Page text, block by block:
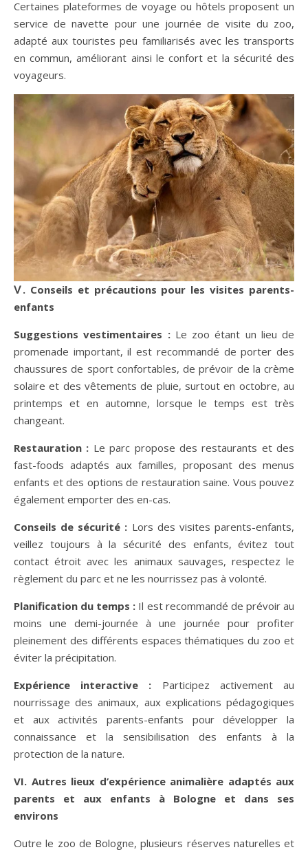
Certaines plateformes de voyage ou hôtels proposent un
service de navette pour une journée de visite du zoo,
adapté aux touristes peu familiarisés avec les transports
en commun, améliorant ainsi le confort et la sécurité des
voyageurs.
Ⅴ. Conseils et précautions pour les visites parents-
enfants
Suggestions vestimentaires :Le zoo étant un lieu de
promenade important, il est recommandé de porter des
chaussures de sport confortables, de prévoir de la crème
solaire et des vêtements de pluie, surtout en octobre, au
printemps et en automne, lorsque le temps est très
changeant.
Restauration : Le parc propose des restaurants et des
fast-foods adaptés aux familles, proposant des menus
enfants et des options de restauration saine. Vous pouvez
également emporter des en-cas.
Conseils de sécurité : Lors des visites parents-enfants,
veillez toujours à la sécurité des enfants, évitez tout
contact étroit avec les animaux sauvages, respectez le
règlement du parc et ne les nourrissez pas à volonté.
Planification du temps : Il est recommandé de prévoir au
moins une demi-journée à une journée pour profiter
pleinement des différents espaces thématiques du zoo et
éviter la précipitation.
Expérience interactive : Participez activement au
nourrissage des animaux, aux explications pédagogiques
et aux activités parents-enfants pour développer la
connaissance et la sensibilisation des enfants à la
protection de la nature.
VI. Autres lieux d’expérience animalière adaptés aux
parents et aux enfants à Bologne et dans ses
environs
Outre le zoo de Bologne, plusieurs réserves naturelles et